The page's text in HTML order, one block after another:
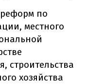
по
местного
строительства
хозяйства